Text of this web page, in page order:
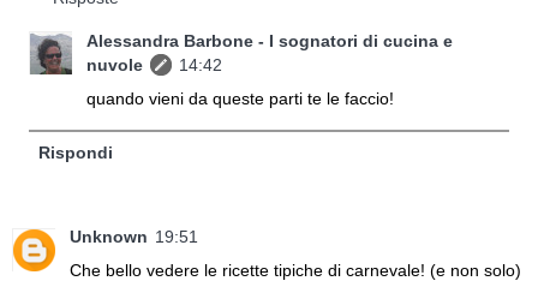
Alessandra Barbone - I sognatori di cucina e
nuvole
14:42
quando vieni da queste parti te le faccio!
Rispondi
Unknown 19:51
Che bello vedere le ricette tipiche di carnevale! (e non solo)